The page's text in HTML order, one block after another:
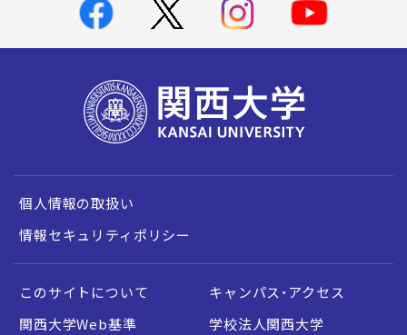
個人情報の取扱い
情報セキュリティポリシー
このサイトについて
キャンパス・アクセス
関西大学Web基準
学校法人関西大学